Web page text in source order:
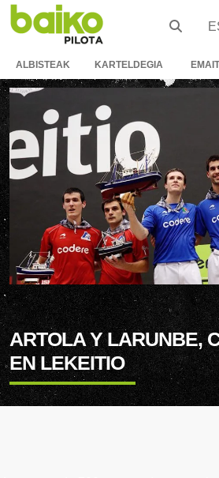
ALBISTEAK KARTELDEGIA
ARTOLA Y LARUNBE,
EN LEKEITIO